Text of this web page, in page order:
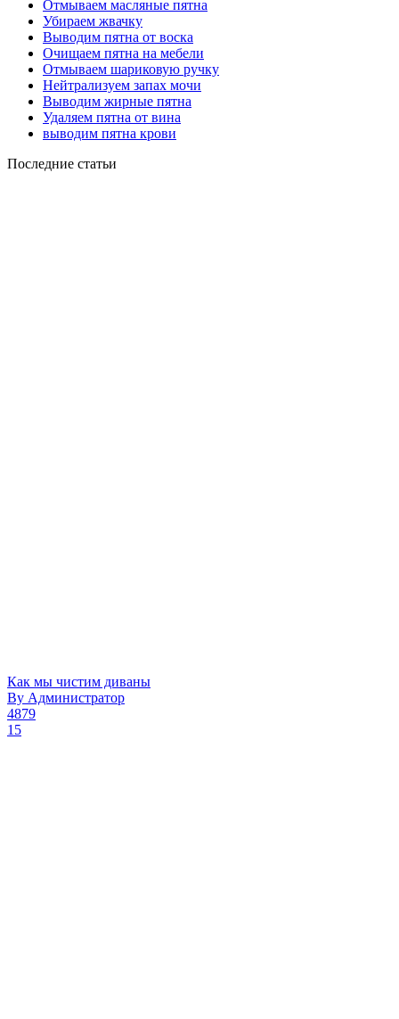
Отмываем масляные пятна
Убираем жвачку
Выводим пятна от воска
Очищаем пятна на мебели
Отмываем шариковую ручку
Нейтрализуем запах мочи
Выводим жирные пятна
Удаляем пятна от вина
выводим пятна крови
Последние статьи
Как мы чистим диваны
By Администратор
4879
15